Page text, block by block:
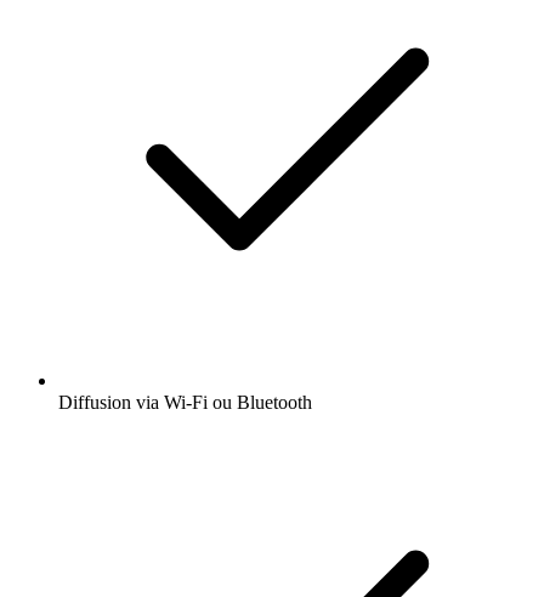
Diffusion via Wi-Fi ou Bluetooth